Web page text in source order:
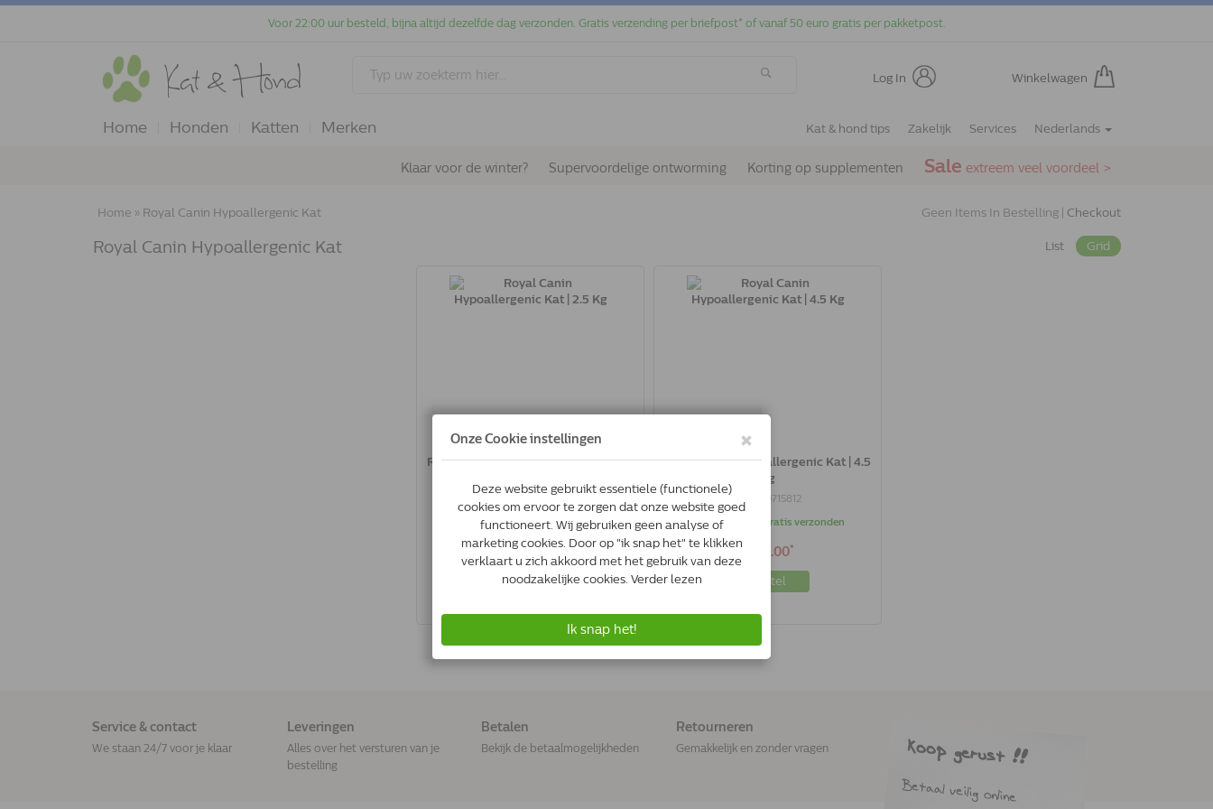
Voor 22:00 uur besteld, bijna altijd dezelfde dag verzonden. Gratis verzending per briefpost* of vanaf 50 euro gratis per pakketpost.
Log In Winkelwagen
Home Honden Katten Merken Kat & hond tips Zakelijk Services Nederlands
Klaar voor de winter? Supervoordelige ontworming Korting op supplementen Sale extreem veel voordeel >
Home » Royal Canin Hypoallergenic Kat Geen Items In Bestelling | Checkout
Royal Canin Hypoallergenic Kat List Grid
Royal Canin Hypoallergenic Kat | 2.5
3182550711111
Op voorraad
€43.09*
Bestel
Royal Canin Hypoallergenic Kat | 4.5
Kg
3182550715812
Op voorraad & gratis verzonden
€66.00*
Bestel
Service & contact
We staan 24/7 voor je klaar
Leveringen
Alles over het versturen van je
bestelling
Betalen
Bekijk de betaalmogelijkheden
Retourneren
Gemakkelijk en zonder vragen